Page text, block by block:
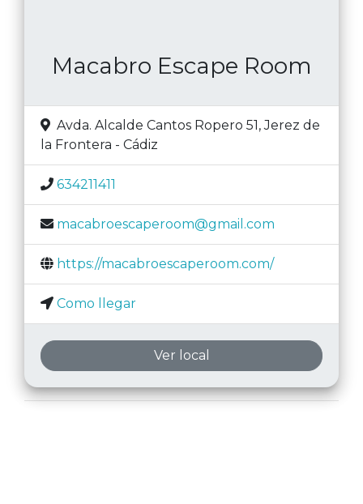
Macabro Escape Room
Avda. Alcalde Cantos Ropero 51,Jerez de
la Frontera - Cádiz
634211411
macabroescaperoom@gmail.com
https://macabroescaperoom.com/
Como llegar
Ver local